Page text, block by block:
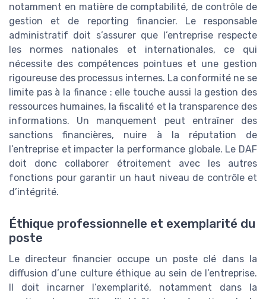
notamment en matière de comptabilité, de contrôle de
gestion et de reporting financier. Le responsable
administratif doit s’assurer que l’entreprise respecte
les normes nationales et internationales, ce qui
nécessite des compétences pointues et une gestion
rigoureuse des processus internes. La conformité ne se
limite pas à la finance : elle touche aussi la gestion des
ressources humaines, la fiscalité et la transparence des
informations. Un manquement peut entraîner des
sanctions financières, nuire à la réputation de
l’entreprise et impacter la performance globale. Le DAF
doit donc collaborer étroitement avec les autres
fonctions pour garantir un haut niveau de contrôle et
d’intégrité.
Éthique professionnelle et exemplarité du
poste
Le directeur financier occupe un poste clé dans la
diffusion d’une culture éthique au sein de l’entreprise.
Il doit incarner l’exemplarité, notamment dans la